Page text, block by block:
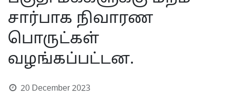
சார்பாக நிவாரண
பொருட்கள்
வழங்கப்பட்டன.
20 December 2023